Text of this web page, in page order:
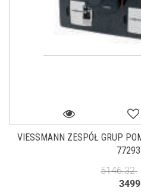
VIESSMANN ZESPÓŁ GRUP
5146.32